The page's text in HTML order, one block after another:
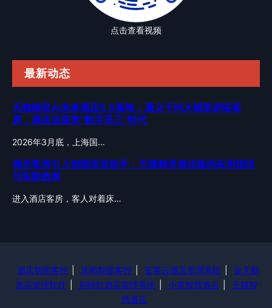
点击查看视频
最新动态
天猫精灵AI未来酒店5.0落地：通义千问大模型进驻客
房，酒店业迎来”数字员工”时代
2026年3月底，上海国…
酒店客房引入智能语音助手：天猫精灵酒店版的应用现状
与实际效果
进入酒店客房，客人对着床…
酒店智能客控 涂鸦智能客控 蓝客云酒店管理系统
金天鹅
酒店管理软件
别样红酒店管理系统 小度智慧酒店
天猫智
慧酒店